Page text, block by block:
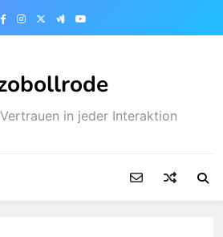
in jeder Interaktion